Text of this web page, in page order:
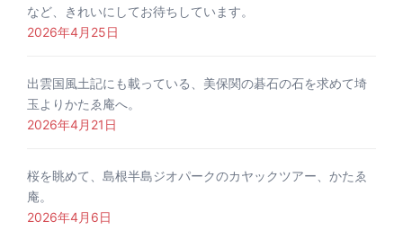
など、きれいにしてお待ちしています。
2026年4月25日
出雲国風土記にも載っている、美保関の碁石の石を求めて埼
玉よりかたゑ庵へ。
2026年4月21日
桜を眺めて、島根半島ジオパークのカヤックツアー、かたゑ
庵。
2026年4月6日